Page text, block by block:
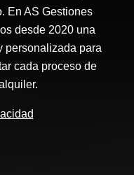
En AS Gestiones
desde 2020 una
personalizada para
cada proceso de